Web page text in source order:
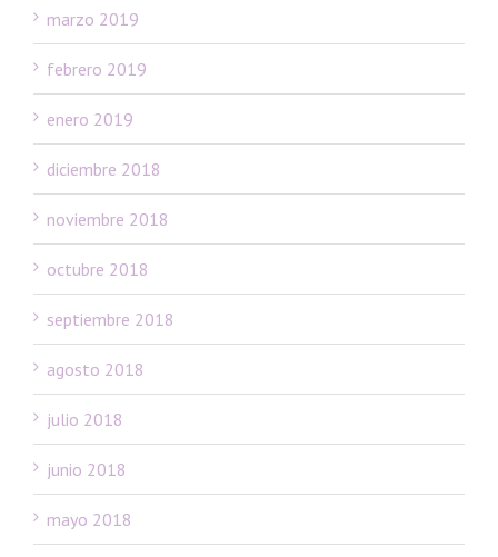
marzo 2019
febrero 2019
enero 2019
diciembre 2018
noviembre 2018
octubre 2018
septiembre 2018
agosto 2018
julio 2018
junio 2018
mayo 2018